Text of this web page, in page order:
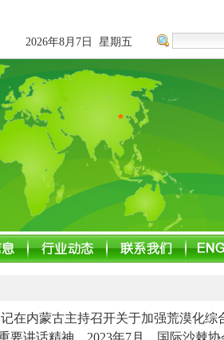
2026年8月7日 星期五
在内蒙古主持召开关于加强荒漠化综
要讲话精神，2023年7月，国际沙棘